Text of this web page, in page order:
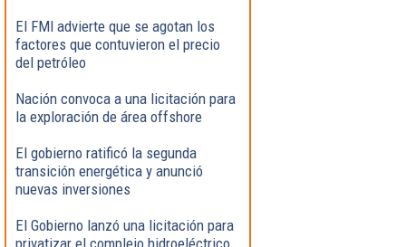
El FMI advierte que se agotan los
factores que contuvieron el precio
del petróleo
Nación convoca a una licitación para
la exploración de área offshore
El gobierno ratificó la segunda
transición energética y anunció
nuevas inversiones
El Gobierno lanzó una licitación para
privatizar el complejo hidroeléctrico